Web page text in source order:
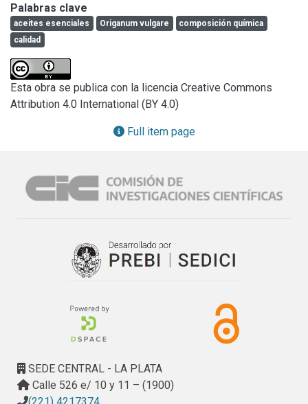
diciembre de 2014 y 2015 para ambas especies y en
marzo de 2015 y 2016 sólo para el ecotipo mendocino.
La calidad de los aceites esenciales se determina por su
composición química, en el caso del orégano, los
principales componentes son el timol y el carvacrol. Los
aceites esenciales fueron obtenidos por hidrodestilación
en un equipo tipo Clevenger y su composición se
determinó utilizando un cromatógrafo gaseoso acoplado a
Palabras clave
aceites esenciales Origanum vulgare
composición química
calidad
Esta obra se publica con la licencia Creative Commons
Attribution 4.0 International (BY 4.0)
Full item page
SEDE CENTRAL - LA PLATA
Calle 526 e/ 10 y 11 – (1900)